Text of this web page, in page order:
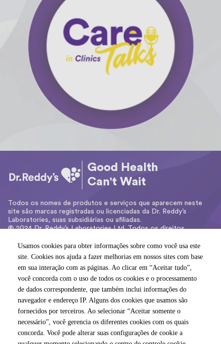
Usamos cookies para obter informações sobre como você usa este
site. Cookies nos ajuda a fazer melhorias em nossos sites com base
em sua interação com as páginas. Ao clicar em “Aceitar tudo”,
você concorda com o uso de todos os cookies e o processamento
de dados correspondente, que também inclui informações do
navegador e endereço IP. Alguns dos cookies que usamos são
fornecidos por terceiros. Ao selecionar “Aceitar somente o
necessário”, você gerencia os diferentes cookies com os quais
concorda. Você pode alterar suas configurações de cookie a
Usamos cookies para obter informações sobre como você usa este
site. Cookies nos ajuda a fazer melhorias em nossos sites com base
em sua interação com as páginas. Ao clicar em “Aceitar tudo”,
você concorda com o uso de todos os cookies e o processamento
de dados correspondente, que também inclui informações do
navegador e endereço IP. Alguns dos cookies que usamos são
fornecidos por terceiros. Ao selecionar “Aceitar somente o
necessário”, você gerencia os diferentes cookies com os quais
concorda. Você pode alterar suas configurações de cookie a
Good Health
Can't Wait
Todos os nomes de produtos e serviços que aparecem neste
site são marcas registradas ou licenciadas da Dr. Reddy’s
Laboratories, suas subsidiárias ou afiliadas.
® 2024 Dr. Reddy’s Laboratories Ltd. Todos os direitos
Dr. Reddy's Farmacêutica do Brasil Ltda. – CNPJ:
03.978.166/0001-75
Av. Das Nações Unidas, 14171 – Ed. Rochaverá – Torre Crystal –
32º Andar.
CEP: 04794-000 – São Paulo / SP – Brasil
POLÍTICA DE PRIVACIDADE
ACESSIBILIDADE